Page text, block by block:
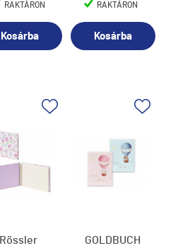
RAKTÁRON
Kosárba
RAKTÁRON
Kosárba
Rössler
GOLDBUCH